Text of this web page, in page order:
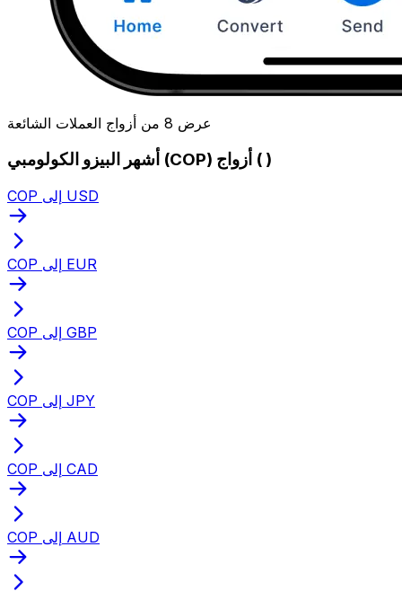
عرض 8 من أزواج العملات الشائعة
أشهر البيزو الكولومبي (COP) أزواج ( )
COP إلى USD
COP إلى EUR
COP إلى GBP
COP إلى JPY
COP إلى CAD
COP إلى AUD